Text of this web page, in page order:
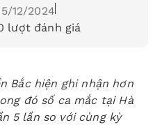
12/2024
lượt đánh giá
Bắc hiện ghi nhận hơn
đó số ca mắc tại Hà
5 lần so với cùng kỳ